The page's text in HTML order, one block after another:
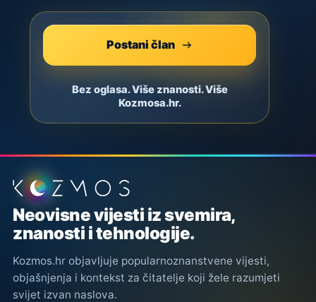
Postani član
Bez oglasa. Više znanosti. Više
Kozmosa.hr.
Podnožje stranice
Neovisne vijesti iz svemira,
znanosti i tehnologije.
Kozmos.hr objavljuje popularnoznanstvene vijesti,
objašnjenja i kontekst za čitatelje koji žele razumjeti
svijet izvan naslova.